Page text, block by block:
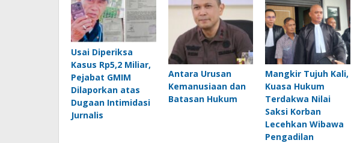
Usai Diperiksa
Kasus Rp5,2 Miliar,
Pejabat GMIM
Dilaporkan atas
Dugaan Intimidasi
Jurnalis
Antara Urusan
Kemanusiaan dan
Batasan Hukum
Mangkir Tujuh Kali,
Kuasa Hukum
Terdakwa Nilai
Saksi Korban
Lecehkan Wibawa
Pengadilan